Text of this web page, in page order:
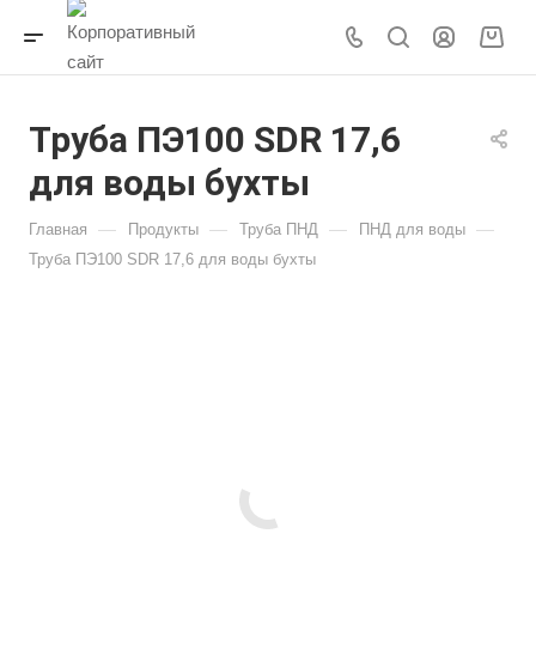
Труба ПЭ100 SDR 17,6
для воды бухты
Главная — Продукты — Труба ПНД — ПНД для воды —
Труба ПЭ100 SDR 17,6 для воды бухты